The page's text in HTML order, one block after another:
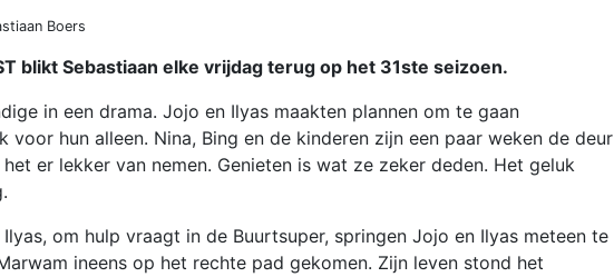
Boers
blikt Sebastiaan elke vrijdag terug op het 31ste seizoen.
in een drama. Jojo en Ilyas maakten plannen om te gaan
voor hun alleen. Nina, Bing en de kinderen zijn een paar weken de deur
er lekker van nemen. Genieten is wat ze zeker deden. Het geluk
om hulp vraagt in de Buurtsuper, springen Jojo en Ilyas meteen te
ineens op het rechte pad gekomen. Zijn leven stond het